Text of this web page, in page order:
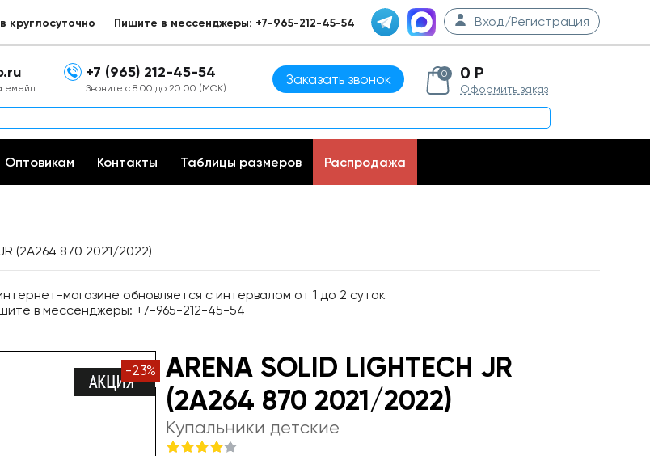
круглосуточно Пишите в мессенджеры: +7-965-212-45-54 Вход/Регистрация
емейл.
+7 (965) 212-45-54
Звоните с 8:00 до 20:00 (МСК).
Заказать звонок 0 0 Р
Оформить заказ
Оптовикам Контакты Таблицы размеров Распродажа
(2A264 870 2021/2022)
магазине обновляется с интервалом от 1 до 2 суток
в мессенджеры: +7-965-212-45-54
-23%
ARENA SOLID LIGHTECH JR
(2A264 870 2021/2022)
Купальники детские